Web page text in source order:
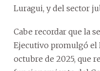
Luragui, y del sector
Cabe recordar que la
Ejecutivo promulgó el
octubre de 2025, que